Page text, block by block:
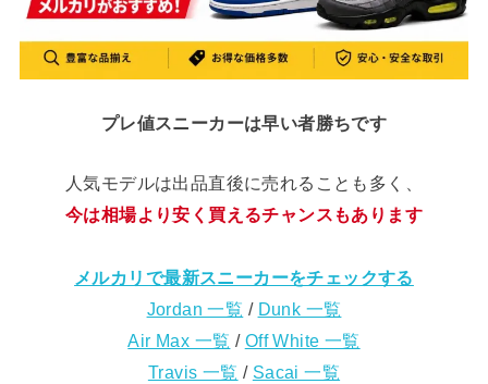
プレ値スニーカーは早い者勝ちです
人気モデルは出品直後に売れることも多く、
今は相場より安く買えるチャンスもあります
メルカリで最新スニーカーをチェックする
Jordan 一覧 / Dunk 一覧
Air Max 一覧 / Off White 一覧
Travis 一覧 / Sacai 一覧